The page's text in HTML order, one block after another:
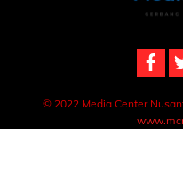
© 2022 Media Center